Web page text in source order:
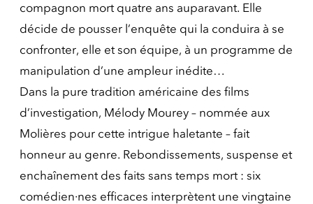
compagnon mort quatre ans auparavant. Elle
décide de pousser l’enquête qui la conduira à se
confronter, elle et son équipe, à un programme de
manipulation d’une ampleur inédite…
Dans la pure tradition américaine des films
d’investigation, Mélody Mourey – nommée aux
Molières pour cette intrigue haletante – fait
honneur au genre. Rebondissements, suspense et
enchaînement des faits sans temps mort : six
comédien·nes efficaces interprètent une vingtaine